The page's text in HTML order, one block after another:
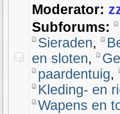
Moderator:
Subforums:
Sieraden,
en sloten,
paardentuig,
Kleding- en
Wapens en